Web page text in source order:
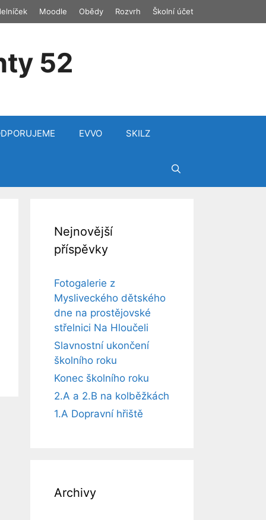
Moodle Obědy Rozvrh Školní účet
52
EVVO SKILZ
Nejnovější
příspěvky
Fotogalerie z
Mysliveckého dětského
dne na prostějovské
střelnici Na Hloučeli
Slavnostní ukončení
školního roku
Konec školního roku
2.A a 2.B na kolběžkách
1.A Dopravní hřiště
Archivy